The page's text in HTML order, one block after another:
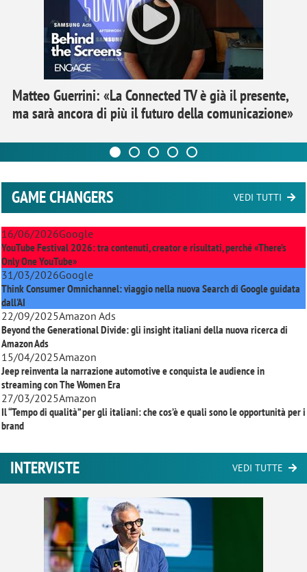
Matteo Guerrini: «La Connected TV è già il presente,
ma sarà ancora di più il futuro della comunicazione»
GAME CHANGERS VEDI TUTTI
16/06/2026Google
YouTube Festival 2026: tra contenuti, creator e risultati, perché «There’s
Only One YouTube»
31/03/2026Google
Think Consumer Omnichannel: viaggio nella nuova Search di Google guidata
dall'AI
22/09/2025Amazon Ads
Beyond the Generational Divide: gli insight italiani della nuova ricerca di
Amazon Ads
15/04/2025Amazon
Jeep reinventa la narrazione automotive e conquista le audience in
streaming conThe Women Era
27/03/2025Amazon
Il “Tempo di qualità” per gli italiani: che cos’è e quali sono le opportunità per i
brand
INTERVISTE VEDI TUTTE